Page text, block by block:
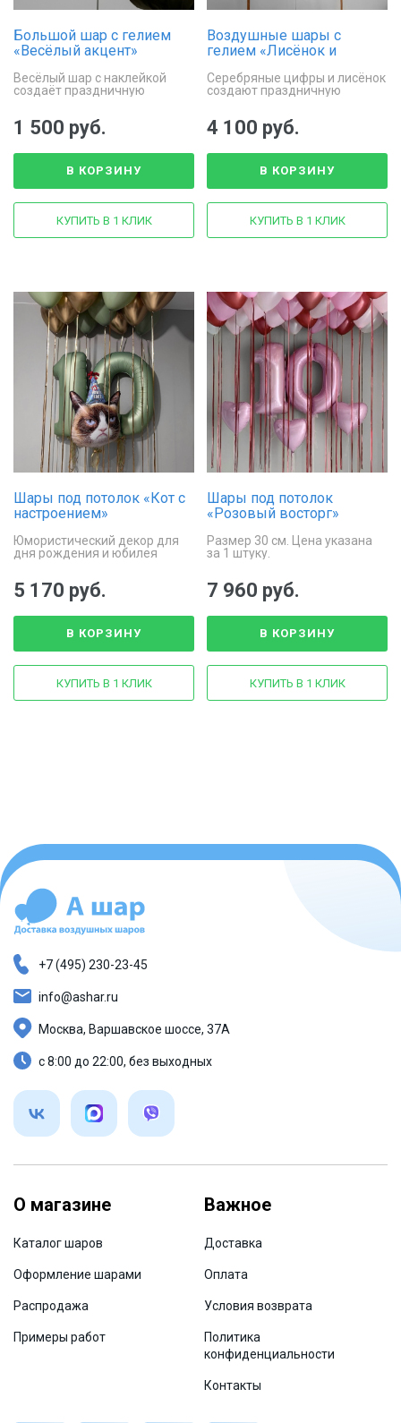
Большой шар с гелием
«Весёлый акцент»
Весёлый шар с наклейкой
создаёт праздничную
1 500 руб.
В КОРЗИНУ
КУПИТЬ В 1 КЛИК
Воздушные шары с
гелием «Лисёнок и
Серебряные цифры и лисёнок
создают праздничную
4 100 руб.
В КОРЗИНУ
КУПИТЬ В 1 КЛИК
Шары под потолок «Кот с
настроением»
Юмористический декор для
дня рождения и юбилея
5 170 руб.
В КОРЗИНУ
КУПИТЬ В 1 КЛИК
Шары под потолок
«Розовый восторг»
Размер 30 см. Цена указана
за 1 штуку.
7 960 руб.
В КОРЗИНУ
КУПИТЬ В 1 КЛИК
О магазине
Каталог шаров
Оформление шарами
Распродажа
Примеры работ
Важное
Доставка
Оплата
Условия возврата
Политика
конфиденциальности
Контакты
+7 (495) 230-23-45
info@ashar.ru
Москва, Варшавское шоссе, 37А
с 8:00 до 22:00, без выходных